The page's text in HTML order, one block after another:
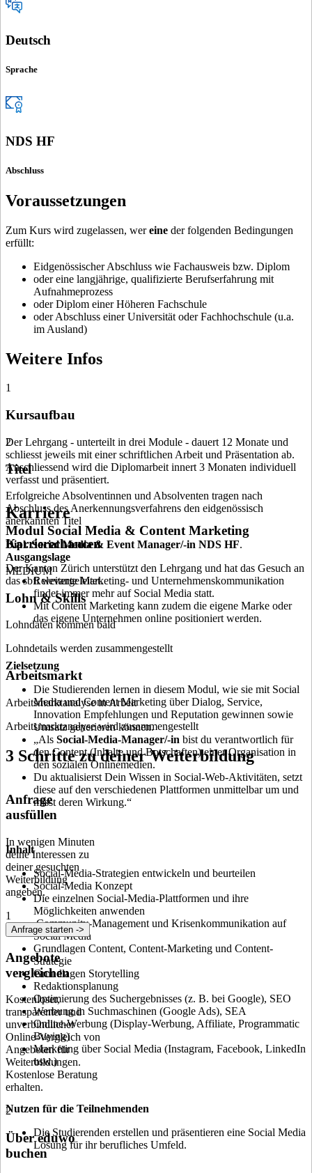
Deutsch
Sprache
NDS HF
Abschluss
Voraussetzungen
Zum Kurs wird zugelassen, wereine der folgenden Bedingungen
erfüllt:
Eidgenössischer Abschluss wie Fachausweis bzw. Diplom
oder eine langjährige, qualifizierte Berufserfahrung mit
Aufnahmeprozess
oder Diplom einer Höheren Fachschule
oder Abschluss einer Universität oder Fachhochschule (u.a.
im Ausland)
Weitere Infos
1
Kursaufbau
Der Lehrgang - unterteilt in drei Module - dauert 12 Monate und
schliesst jeweils mit einer schriftlichen Arbeit und Präsentation ab.
Anschliessend wird die Diplomarbeit innert 3 Monaten individuell
verfasst und präsentiert.
Modul Social Media & Content Marketing
Ausgangslage
Relevante Marketing- und Unternehmenskommunikation
findet immer mehr auf Social Media statt.
Mit Content Marketing kann zudem die eigene Marke oder
das eigene Unternehmen online positioniert werden.
Zielsetzung
Die Studierenden lernen in diesem Modul, wie sie mit Social
Media und Content Marketing über Dialog, Service,
Innovation Empfehlungen und Reputation gewinnen sowie
Umsatz generieren können.
„Als Social-Media-Manager/-in bist du verantwortlich für
den Content (Inhalte und Botschaften) einer Organisation in
den sozialen Onlinemedien.
Du aktualisierst Dein Wissen in Social-Web-Aktivitäten, setzt
diese auf den verschiedenen Plattformen unmittelbar um und
misst deren Wirkung.“
Inhalt
Social-Media-Strategien entwickeln und beurteilen
Social-Media Konzept
Die einzelnen Social-Media-Plattformen und ihre
Möglichkeiten anwenden
Community-Management und Krisenkommunikation auf
Social Media
Grundlagen Content, Content-Marketing und Content-
Strategie
Grundlagen Storytelling
Redaktionsplanung
Optimierung des Suchergebnisses (z. B. bei Google), SEO
Werbung in Suchmaschinen (Google Ads), SEA
Online-Werbung (Display-Werbung, Affiliate, Programmatic
Buying)
Marketing über Social Media (Instagram, Facebook, LinkedIn
usw.)
Nutzen für die Teilnehmenden
Die Studierenden erstellen und präsentieren eine Social Media
Lösung für ihr berufliches Umfeld.
2
Titel
Erfolgreiche Absolventinnen und Absolventen tragen nach
Abschluss des Anerkennungsverfahrens den eidgenössisch
anerkannten Titel
Dipl. Social Media & Event Manager/-in NDS HF.
Der Kanton Zürich unterstützt den Lehrgang und hat das Gesuch an
das sbfi weitergeleitet.
Karriere
Karrierechancen
MEDIUM
Lohn & Skills
Lohndaten kommen bald
Lohndetails werden zusammengestellt
Arbeitsmarkt
Arbeitsmarktanalyse in Arbeit
Arbeitsmarktanalyse wird zusammengestellt
3 Schritte zu deiner Weiterbildung
Anfrage
ausfüllen
In wenigen Minuten
deine Interessen zu
deiner gesuchten
Weiterbildung
angeben.
1
Anfrage starten ->
Angebote
vergleichen
Kostenloser,
transparenter und
unverbindlicher
Online-Vergleich von
Angeboten für
Weiterbildungen.
Kostenlose Beratung
erhalten.
2
Über eduwo
buchen